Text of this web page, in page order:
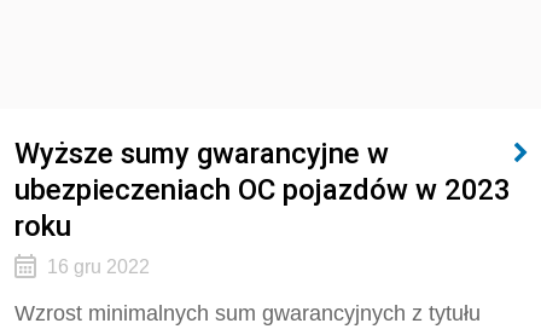
Wyższe sumy gwarancyjne w
ubezpieczeniach OC pojazdów w 2023
roku
16 gru 2022
Wzrost minimalnych sum gwarancyjnych z tytułu